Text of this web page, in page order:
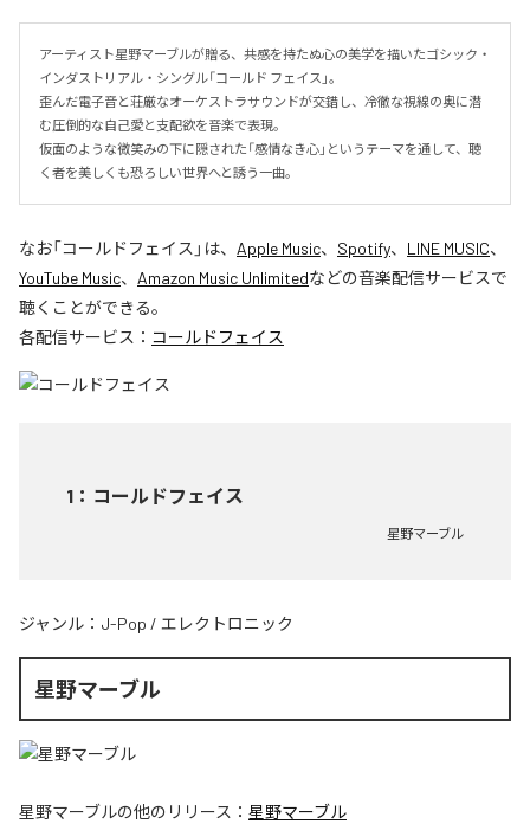
アーティスト星野マーブルが贈る、共感を持たぬ心の美学を描いたゴシック・
インダストリアル・シングル「コールド フェイス」。
歪んだ電子音と荘厳なオーケストラサウンドが交錯し、冷徹な視線の奥に潜
む圧倒的な自己愛と支配欲を音楽で表現。
仮面のような微笑みの下に隠された「感情なき心」というテーマを通して、聴
く者を美しくも恐ろしい世界へと誘う一曲。
なお「コールドフェイス 」は、 Apple Music、 Spotify、 LINE MUSIC、
YouTube Music、 Amazon Music Unlimitedなどの音楽配信サービスで
聴くことができる。
各配信サービス： コールドフェイス
1 ： コールドフェイス
星野マーブル
ジャンル： J-Pop / エレクトロニック
星野マーブル
星野マーブルの他のリリース： 星野マーブル